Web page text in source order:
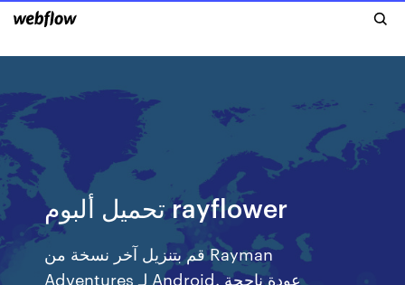
تحميل ألبوم rayflower
قم بتنزيل آخر نسخة من Rayman
Adventures لـ Android. عودة ناجحة